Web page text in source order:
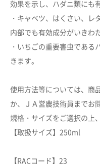
効果を示し、ハダニ類にも
・キャベツ、はくさい、
内部でも有効成分がいきわ
・いちごの重要害虫であ
きます。
使用方法等については、商
か、ＪＡ営農技術員までお
規格・サイズをご選択の上
【取扱サイズ】250ml
【RACコード】23